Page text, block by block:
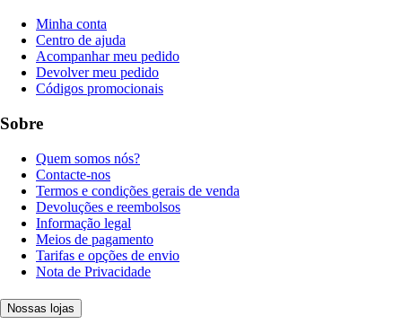
Minha conta
Centro de ajuda
Acompanhar meu pedido
Devolver meu pedido
Códigos promocionais
Sobre
Quem somos nós?
Contacte-nos
Termos e condições gerais de venda
Devoluções e reembolsos
Informação legal
Meios de pagamento
Tarifas e opções de envio
Nota de Privacidade
Nossas lojas